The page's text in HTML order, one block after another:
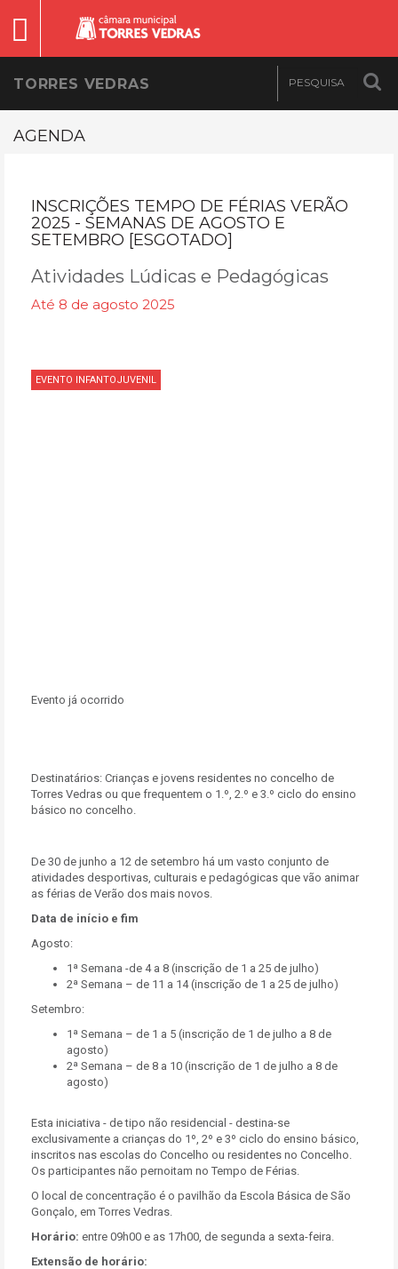
TORRES VEDRAS
AGENDA
INSCRIÇÕES TEMPO DE FÉRIAS VERÃO
2025 - SEMANAS DE AGOSTO E
SETEMBRO [ESGOTADO]
Atividades Lúdicas e Pedagógicas
Até 8 de agosto 2025
EVENTO INFANTOJUVENIL
Evento já ocorrido
Destinatários: Crianças e jovens residentes no concelho de
Torres Vedras ou que frequentem o 1.º, 2.º e 3.º ciclo do ensino
básico no concelho.
De 30 de junho a 12 de setembro há um vasto conjunto de
atividades desportivas, culturais e pedagógicas que vão animar
as férias de Verão dos mais novos.
Data de início e fim
Agosto:
1ª Semana -de 4 a 8 (inscrição de 1 a 25 de julho)
2ª Semana – de 11 a 14 (inscrição de 1 a 25 de julho)
Setembro:
1ª Semana – de 1 a 5 (inscrição de 1 de julho a 8 de
agosto)
2ª Semana – de 8 a 10 (inscrição de 1 de julho a 8 de
agosto)
Esta iniciativa - de tipo não residencial - destina-se
exclusivamente a crianças do 1º, 2º e 3º ciclo do ensino básico,
inscritos nas escolas do Concelho ou residentes no Concelho.
Os participantes não pernoitam no Tempo de Férias.
O local de concentração é o pavilhão da Escola Básica de São
Gonçalo, em Torres Vedras.
Horário: entre 09h00 e as 17h00, de segunda a sexta-feira.
Extensão de horário: